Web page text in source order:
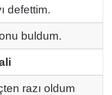
defettim.
buldum.
razı oldum